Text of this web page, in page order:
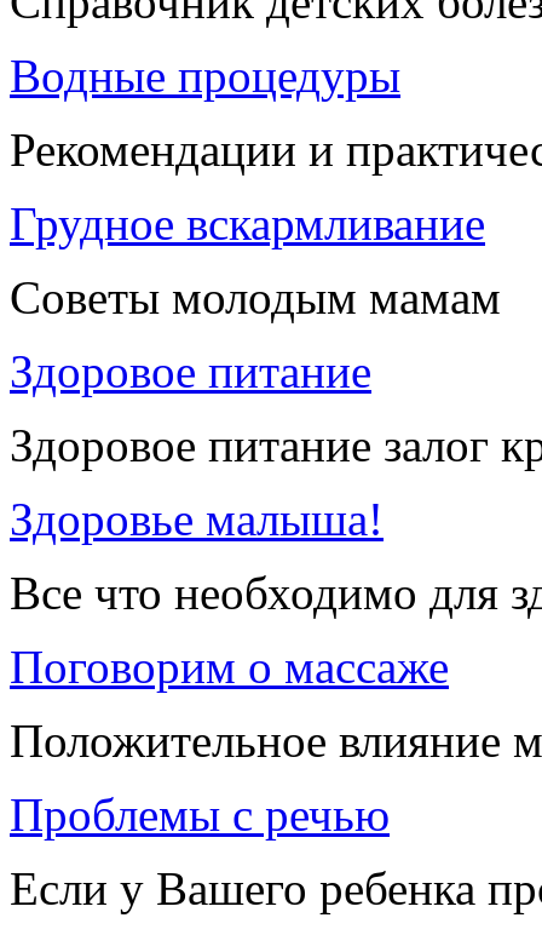
Водные процедуры
Рекомендации и
Грудное вскармливание
Советы молодым мамам
Здоровое питание
Здоровое питание залог
Здоровье малыша!
Все что необходимо для
Поговорим о массаже
Положительное влияние
Проблемы с речью
Если у Вашего ребенка